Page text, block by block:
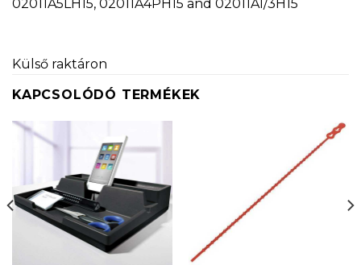
02011A5LH15, 02011A4PH15 and 02011A1/3H15
Külső raktáron
KAPCSOLÓDÓ TERMÉKEK